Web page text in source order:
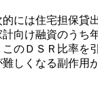
には住宅担保貸
向け融資のうち
のＤＳＲ比率
しくなる副作用